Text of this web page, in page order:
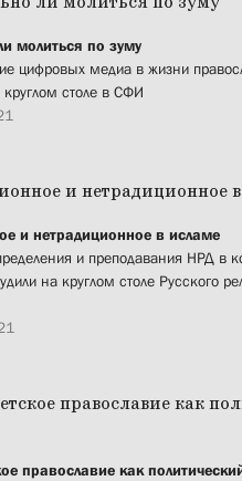
молиться по зуму
цифровых медиа в жизни
круглом столе в СФИ
и нетрадиционное в исламе
и преподавания НРД в
на круглом столе Русского
православие как